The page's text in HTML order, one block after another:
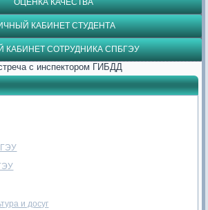
ОЦЕНКА КАЧЕСТВА
КАБИНЕТ СТУДЕНТА
КАБИНЕТ СОТРУДНИКА СПБГЭУ
с инспектором ГИБДД
и досуг